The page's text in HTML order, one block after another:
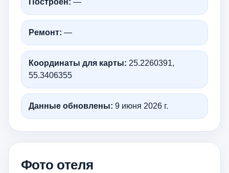
Построен: —
Ремонт: —
Координаты для карты: 25.2260391,
55.3406355
Данные обновлены: 9 июня 2026 г.
Фото отеля